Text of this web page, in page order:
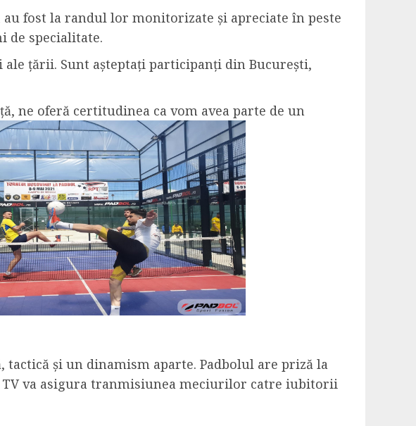
fost la randul lor monitorizate și apreciate în peste
de specialitate.
țării. Sunt așteptați participanți din București,
ne oferă certitudinea ca vom avea parte de un
și un dinamism aparte. Padbolul are priză la
va asigura tranmisiunea meciurilor catre iubitorii